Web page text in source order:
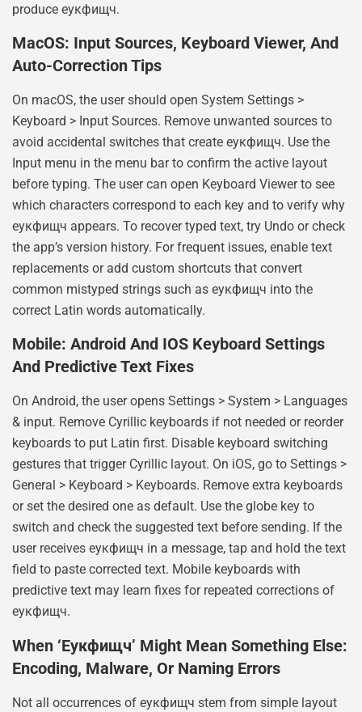
produce еукфищч.
MacOS: Input Sources, Keyboard Viewer, And
Auto-Correction Tips
On macOS, the user should open System Settings >
Keyboard > Input Sources. Remove unwanted sources to
avoid accidental switches that create еукфищч. Use the
Input menu in the menu bar to confirm the active layout
before typing. The user can open Keyboard Viewer to see
which characters correspond to each key and to verify why
еукфищч appears. To recover typed text, try Undo or check
the app’s version history. For frequent issues, enable text
replacements or add custom shortcuts that convert
common mistyped strings such as еукфищч into the
correct Latin words automatically.
Mobile: Android And IOS Keyboard Settings
And Predictive Text Fixes
On Android, the user opens Settings > System > Languages
& input. Remove Cyrillic keyboards if not needed or reorder
keyboards to put Latin first. Disable keyboard switching
gestures that trigger Cyrillic layout. On iOS, go to Settings >
General > Keyboard > Keyboards. Remove extra keyboards
or set the desired one as default. Use the globe key to
switch and check the suggested text before sending. If the
user receives еукфищч in a message, tap and hold the text
field to paste corrected text. Mobile keyboards with
predictive text may learn fixes for repeated corrections of
еукфищч.
When ‘еукфищч’ Might Mean Something Else:
Encoding, Malware, Or Naming Errors
Not all occurrences of еукфищч stem from simple layout